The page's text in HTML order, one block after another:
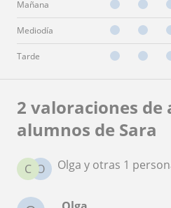
Mañana
Mediodía
Tarde
2 valoraciones de
alumnos de Sara
O
C Olga y otras 1